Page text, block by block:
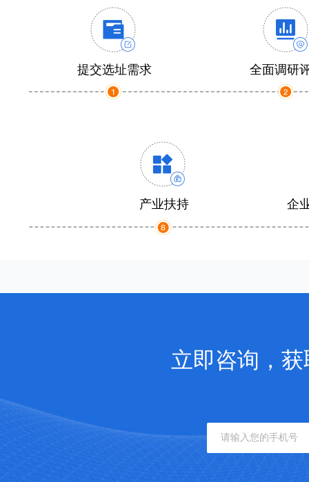
提交选址需求 全面调研
产业扶持 企
立即咨询，